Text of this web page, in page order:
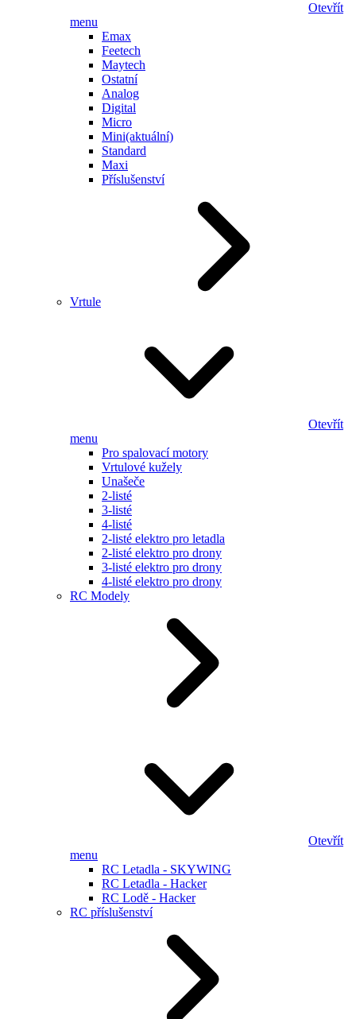
Otevřít
menu
Emax
Feetech
Maytech
Ostatní
Analog
Digital
Micro
Mini(aktuální)
Standard
Maxi
Příslušenství
Vrtule
Otevřít
menu
Pro spalovací motory
Vrtulové kužely
Unašeče
2-listé
3-listé
4-listé
2-listé elektro pro letadla
2-listé elektro pro drony
3-listé elektro pro drony
4-listé elektro pro drony
RC Modely
Otevřít
menu
RC Letadla - SKYWING
RC Letadla - Hacker
RC Lodě - Hacker
RC příslušenství